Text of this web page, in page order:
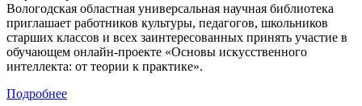
Вологодская областная универсальная научная библиотека
приглашает работников культуры, педагогов, школьников
старших классов и всех заинтересованных принять участие в
обучающем онлайн-проекте «Основы искусственного
интеллекта: от теории к практике».
Подробнее